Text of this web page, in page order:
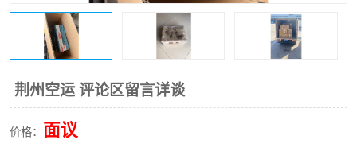
荆州空运 评论区留言详谈
价格： 面议